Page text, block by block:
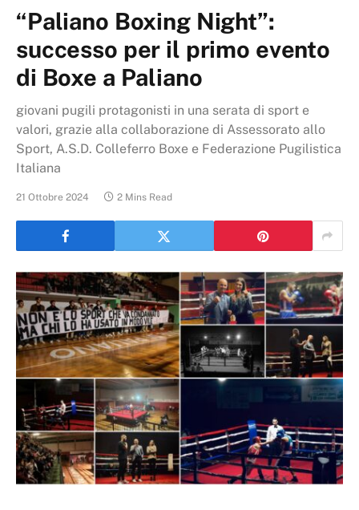
“Paliano Boxing Night”:
successo per il primo evento
di Boxe a Paliano
giovani pugili protagonisti in una serata di sport e
valori, grazie alla collaborazione di Assessorato allo
Sport, A.S.D. Colleferro Boxe e Federazione Pugilistica
Italiana
21 Ottobre 2024 2 Mins Read